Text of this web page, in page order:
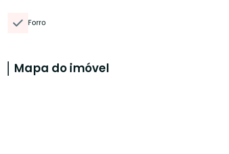
Forro
Mapa do imóvel